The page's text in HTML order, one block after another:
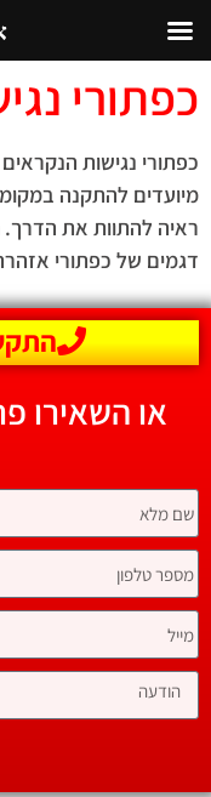
כפתורי
כפתורי נגישות
מיועדים להתקנה
ראיה להתוות את
דגמים של כפתורי
התקשרו
או השאירו